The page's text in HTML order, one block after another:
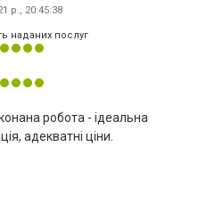
р., 20:45:38
наданих послуг
робота - ідеальна
адекватні ціни.